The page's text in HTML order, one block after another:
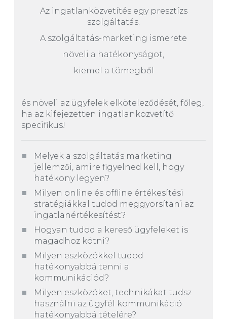
Az ingatlanközvetítés egy presztízs
szolgáltatás.
A szolgáltatás-marketing ismerete
növeli a hatékonyságot,
kiemel a tömegből
és növeli az ügyfelek elköteleződését, főleg,
ha az kifejezetten ingatlanközvetítő
specifikus!
Melyek a szolgáltatás marketing
jellemzői, amire figyelned kell, hogy
hatékony legyen?
Milyen online és offline értékesítési
stratégiákkal tudod meggyorsítani az
ingatlanértékesítést?
Hogyan tudod a kereső ügyfeleket is
magadhoz kötni?
Milyen eszközökkel tudod
hatékonyabbá tenni a
kommunikációd?
Milyen eszközöket, technikákat tudsz
használni az ügyfél kommunikáció
hatékonyabbá tételére?